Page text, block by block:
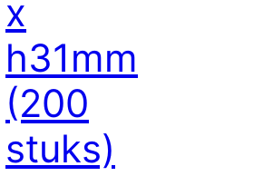
x
h31mm
(200
stuks)